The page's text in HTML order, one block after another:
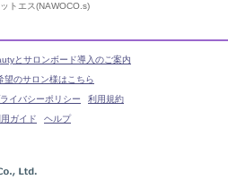
トエス(NAWOCO.s)
とサロンボード導入のご案内
望のサロン様はこちら
イバシーポリシー
利用規約
用ガイド
ヘルプ